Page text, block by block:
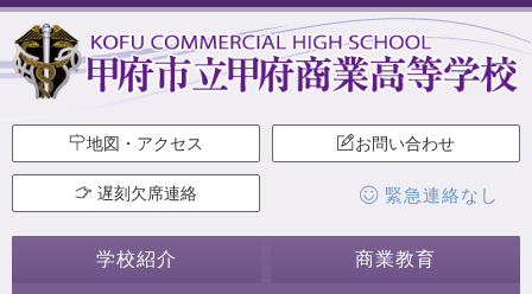
地図・アクセス お問い合わせ
遅刻欠席連絡 緊急連絡なし
学校紹介 商業教育